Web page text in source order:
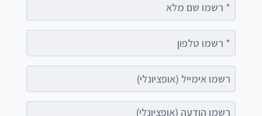
רשמו הודעה (אופציונלי)